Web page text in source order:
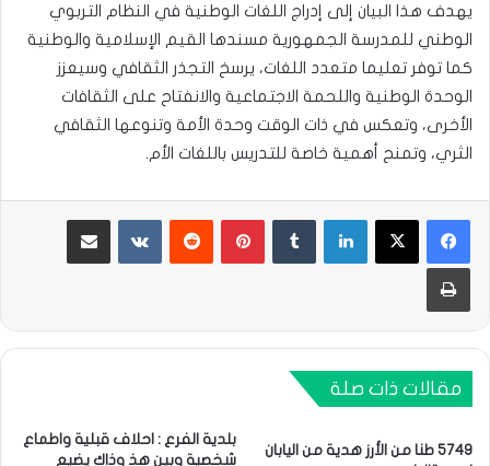
يهدف هذا البيان إلى إدراج اللغات الوطنية في النظام التربوي
الوطني للمدرسة الجمهورية مسندها القيم الإسلامية والوطنية
كما توفر تعليما متعدد اللغات، يرسخ التجذر الثقافي وسيعزز
الوحدة الوطنية واللحمة الاجتماعية والانفتاح على الثقافات
الأخرى، وتعكس في ذات الوقت وحدة الأمة وتنوعها الثقافي
الثري، وتمنح أهمية خاصة للتدريس باللغات الأم.
لينكدإن بينتيريست مشاركة عبر البريد
طباعة
مقالات ذات صلة
5749 طنا من الأرز هدية من اليابان
بلدية الفرع : احلاف قبلية واطماع
شخصية وبين هذ وذاك يضيع